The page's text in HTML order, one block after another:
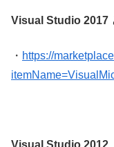
Visual Studio 2017
・ https://
Visual Studio 2012,